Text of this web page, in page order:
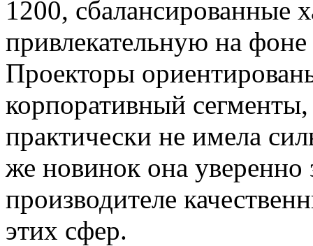
1200, сбалансированные
привлекательную на
Проекторы
корпоративный
практически не имела
же новинок она уверенно
производителе
этих сфер.